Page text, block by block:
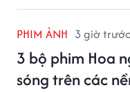
PHIM ẢNH 3 giờ trước
3 bộ phim Hoa
sóng trên các